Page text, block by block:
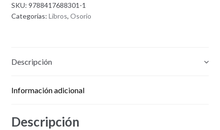
SKU: 9788417688301-1
Categorías: Libros, Osorio
Descripción
Información adicional
Descripción